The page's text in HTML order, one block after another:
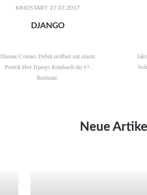
KINOSTART: 27.07.2017
DJANGO
Étienne Comars Debüt eröffnet mit einem
Porträt über Django Reinhardt die 67.
Berlinale.
Neue Artikel